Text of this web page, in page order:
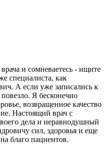
и сомневаетесь - ищите
специалиста, как
А если уже записались к
Я бесконечно
возвращенное качество
Настоящий врач с
дела и неравнодушный
сил, здоровья и еще
благо пациентов.